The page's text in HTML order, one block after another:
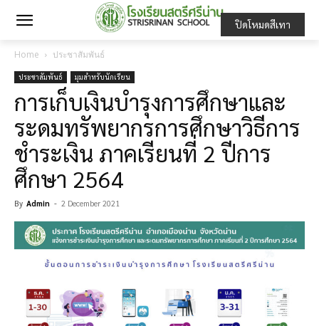
Home ประชาสัมพันธ์
ประชาสัมพันธ์ มุมสำหรับนักเรียน
การเก็บเงินบำรุงการศึกษาและ
ระดมทรัพยากรการศึกษาวิธีการ
ชำระเงิน ภาคเรียนที่ 2 ปีการ
ศึกษา 2564
By Admin - 2 December 2021
ปิดโหมดสีเทา